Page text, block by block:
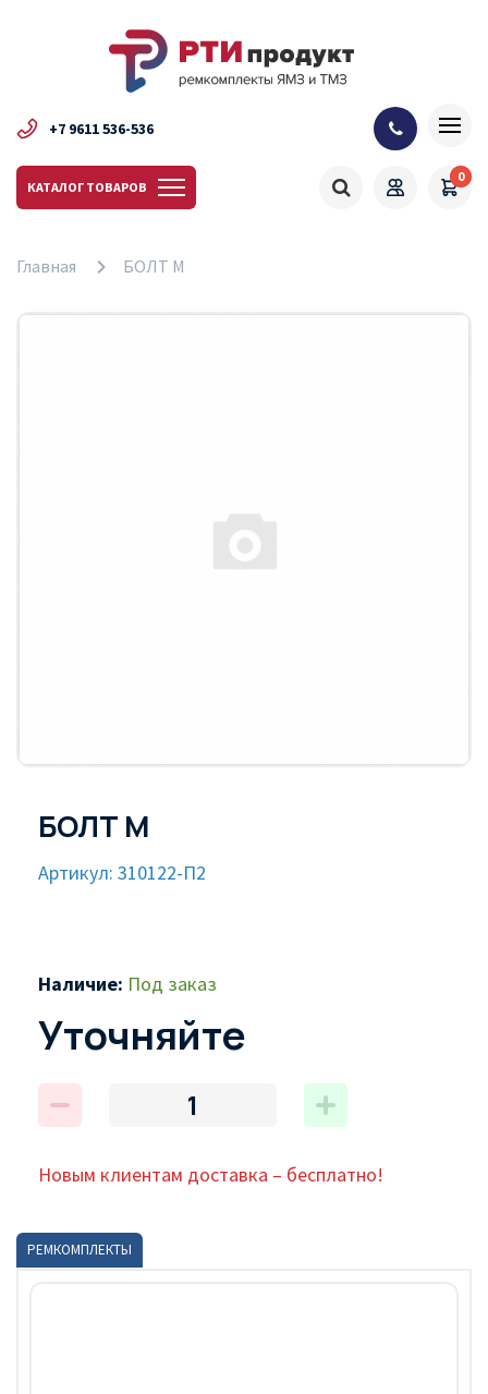
+7 9611 536-536
КАТАЛОГ ТОВАРОВ
0
Главная БОЛТ М
БОЛТ М
Артикул: 310122-П2
Наличие: Под заказ
Уточняйте
Новым клиентам доставка – бесплатно!
РЕМКОМПЛЕКТЫ